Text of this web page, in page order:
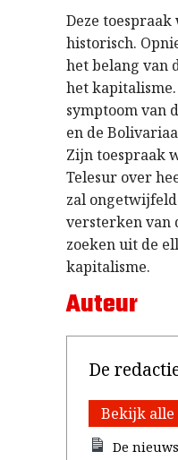
Deze
historisch.
het belang van
het
symptoom van
en de
Zijn toespraak
Telesur over
zal
versterken van
zoeken uit de
kapitalisme.
Auteur
De
Bekijk
De